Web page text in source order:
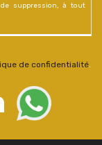
suppression, à tout
de confidentialité.